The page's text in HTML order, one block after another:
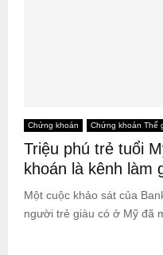
Chứng khoán Chứng khoán Thế
Triệu phú trẻ tuổi
khoán là kênh làm
Một cuộc khảo sát của
người trẻ giàu có ở Mỹ đã